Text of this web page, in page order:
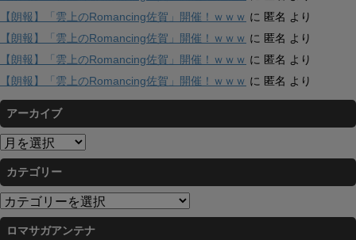
【朗報】「雲上のRomancing佐賀」開催！ｗｗｗ に 匿名 より
【朗報】「雲上のRomancing佐賀」開催！ｗｗｗ に 匿名 より
【朗報】「雲上のRomancing佐賀」開催！ｗｗｗ に 匿名 より
【朗報】「雲上のRomancing佐賀」開催！ｗｗｗ に 匿名 より
アーカイブ
ア
ー
カ
イ
ブ
カテゴリー
カ
テ
ゴロマサガアンテナ